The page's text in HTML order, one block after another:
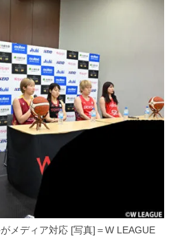
メディア対応 [写真]＝W LEAGUE